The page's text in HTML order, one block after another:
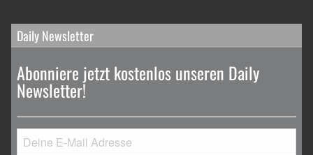
Daily Newsletter
Abonniere jetzt kostenlos unseren Daily
Newsletter!